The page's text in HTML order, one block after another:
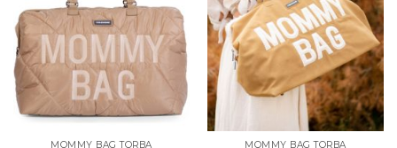
MOMMY BAG TORBA MOMMY BAG TORBA